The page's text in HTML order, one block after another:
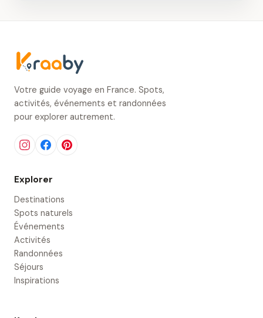
Votre guide voyage en France. Spots,
activités, événements et randonnées
pour explorer autrement.
Explorer
Destinations
Spots naturels
Événements
Activités
Randonnées
Séjours
Inspirations